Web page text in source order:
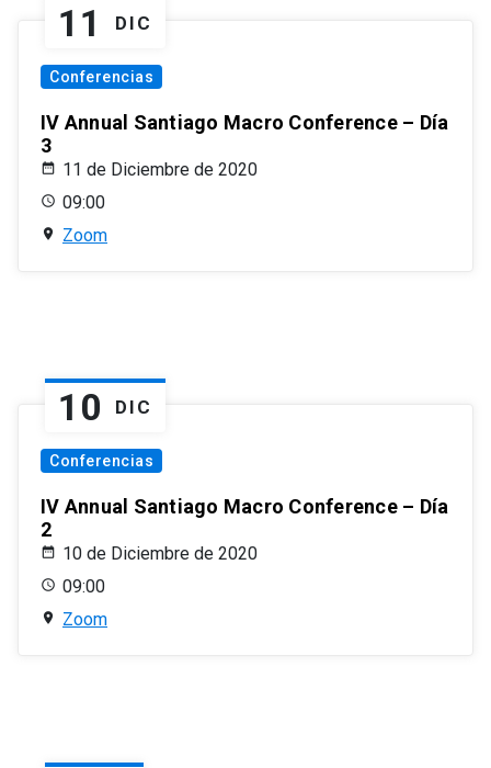
11 DIC
Conferencias
IV Annual Santiago Macro Conference – Día
3
11 de Diciembre de 2020
09:00
Zoom
10 DIC
Conferencias
IV Annual Santiago Macro Conference – Día
2
10 de Diciembre de 2020
09:00
Zoom